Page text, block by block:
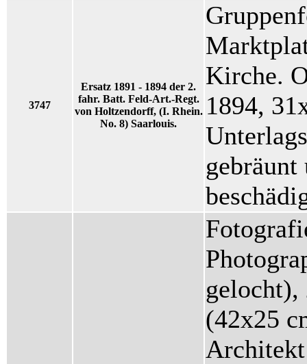
3747
Ersatz 1891 - 1894 der 2.
fahr. Batt. Feld-Art.-Regt.
von Holtzendorff, (I. Rhein.
No. 8) Saarlouis.
Kirche.
1894,
(42x25